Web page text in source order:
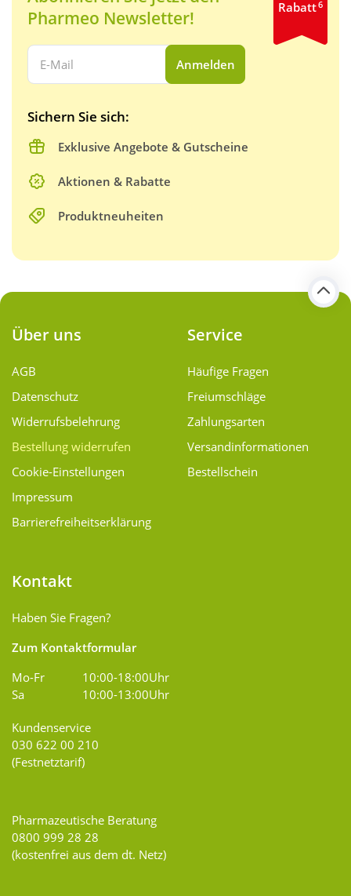
Pharmeo Newsletter!
Ihre E-Mail Adresse:
Anmelden
Sichern Sie sich:
Exklusive Angebote & Gutscheine
Aktionen & Rabatte
Produktneuheiten
Rabatt6
Über uns
AGB
Datenschutz
Widerrufsbelehrung
Bestellung widerrufen
Cookie-Einstellungen
Impressum
Barrierefreiheitserklärung
Service
Häufige Fragen
Freiumschläge
Zahlungsarten
Versand­informationen
Bestellschein
Kontakt
Haben Sie Fragen?
Zum Kontaktformular
Mo-Fr
10:00-18:00Uhr
Sa
10:00-13:00Uhr
Kundenservice
030 622 00 210
(Festnetztarif)
Pharmazeutische Beratung
0800 999 28 28
(kostenfrei aus dem dt. Netz)